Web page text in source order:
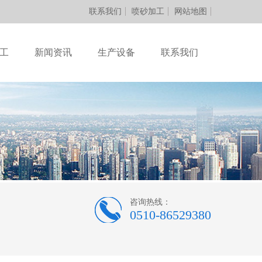
联系我们 喷砂加工 网站地图
新闻资讯 生产设备 联系我们
咨询热线：
0510-86529380